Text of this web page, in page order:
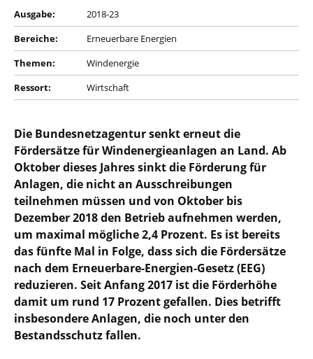
Ausgabe:
2018-23
Bereiche:
Erneuerbare Energien
Themen:
Windenergie
Ressort:
Wirtschaft
Die Bundesnetzagentur senkt erneut die
Fördersätze für Windenergieanlagen an Land. Ab
Oktober dieses Jahres sinkt die Förderung für
Anlagen, die nicht an Ausschreibungen
teilnehmen müssen und von Oktober bis
Dezember 2018 den Betrieb aufnehmen werden,
um maximal mögliche 2,4 Prozent. Es ist bereits
das fünfte Mal in Folge, dass sich die Fördersätze
nach dem Erneuerbare-Energien-Gesetz (EEG)
reduzieren. Seit Anfang 2017 ist die Förderhöhe
damit um rund 17 Prozent gefallen. Dies betrifft
insbesondere Anlagen, die noch unter den
Bestandsschutz fallen.